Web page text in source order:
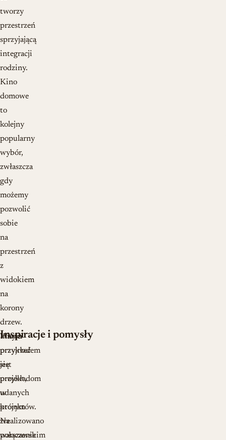
tworzy
przestrzeń
sprzyjającą
integracji
rodziny.
Kino
domowe
to
kolejny
popularny
wybór,
zwłaszcza
gdy
możemy
pozwolić
sobie
na
przestrzeń
z
widokiem
na
korony
drzew.
Warto
przyjrzeć
się
przykładom
udanych
projektów.
Na
warszawskim
Innym
przykładem
jest
projekt,
w
którym
zrealizowano
połączenie
Inspiracje i pomysły